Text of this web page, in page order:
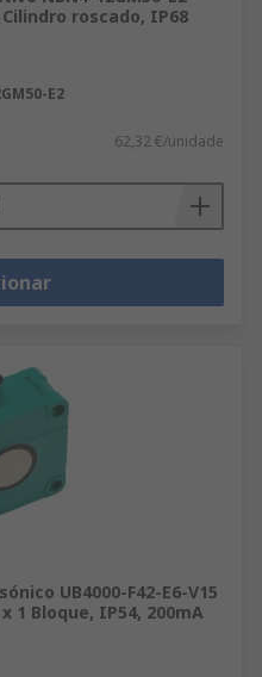
roscado, IP68
E2
62,32 €/unidade
UB4000-F42-E6-V15
1 Bloque, IP54, 200mA